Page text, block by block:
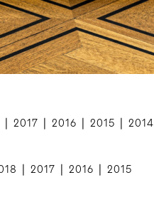
2017 2016 2015 2014
2017 2016 2015